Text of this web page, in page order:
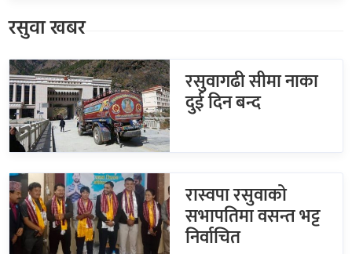
रसुवा खबर
रसुवागढी सीमा नाका
दुई दिन बन्द
रास्वपा रसुवाको
सभापतिमा वसन्त भट्ट
निर्वाचित